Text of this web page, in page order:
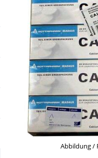
Neuheiten
Schnäppchen
Sparsets
Täglich gut versorgt
Diabetes
Körperpflege & Kosmetik
Liebe & Erotik
Mutter & Kind
Nahrungsergänzung
Abbildung /